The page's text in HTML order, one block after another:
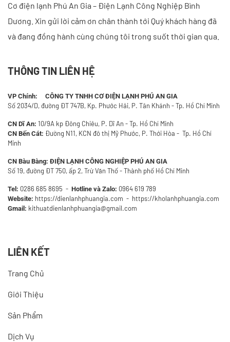
Cơ điện lạnh Phú An Gia – Điện Lạnh Công Nghiệp Bình
Dương. Xin gửi lời cảm ơn chân thành tới Quý khách hàng đã
và đang đồng hành cùng chúng tôi trong suốt thời gian qua.
THÔNG TIN LIÊN HỆ
VP Chính: CÔNG TY TNHH CƠ ĐIỆN LẠNH PHÚ AN GIA
Số 2034/D, đường ĐT 747B, Kp. Phước Hải, P. Tân Khánh - Tp. Hồ Chí Minh
CN Dĩ An: 10/9A kp Đông Chiêu, P. Dĩ An - Tp. Hồ Chí Minh
CN Bến Cát: Đường N11, KCN đô thị Mỹ Phước, P. Thới Hòa - Tp. Hồ Chí
Minh
CN Bàu Bàng: ĐIỆN LẠNH CÔNG NGHIỆP PHÚ AN GIA
Số 19, đường ĐT 750, ấp 2, Trừ Văn Thố - Thành phố Hồ Chí Minh
Tel: 0286 685 8695 - Hotline và Zalo: 0964 619 789
Website: https://dienlanhphuangia.com - https://kholanhphuangia.com
Gmail: kithuatdienlanhphuangia@gmail.com
LIÊN KẾT
Trang Chủ
Giới Thiệu
Sản Phẩm
Dịch Vụ